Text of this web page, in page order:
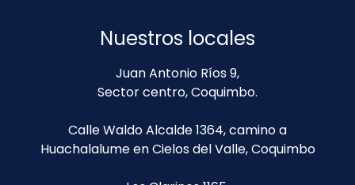
Nuestros locales
Juan Antonio Ríos 9,
Sector centro, Coquimbo.
Calle Waldo Alcalde 1364, camino a
Huachalalume en Cielos del Valle, Coquimbo